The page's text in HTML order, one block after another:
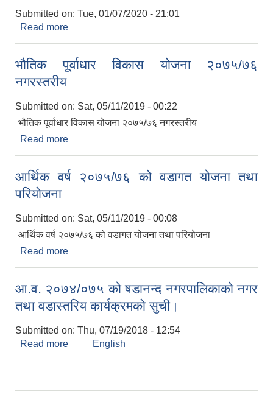
Submitted on: Tue, 01/07/2020 - 21:01
Read more
भौतिक पूर्वाधार विकास योजना २०७५/७६
नगरस्तरीय
Submitted on: Sat, 05/11/2019 - 00:22
भौतिक पूर्वाधार विकास योजना २०७५/७६ नगरस्तरीय
Read more
आर्थिक वर्ष २०७५/७६ को वडागत योजना तथा
परियोजना
Submitted on: Sat, 05/11/2019 - 00:08
आर्थिक वर्ष २०७५/७६ को वडागत योजना तथा परियोजना
Read more
आ.व. २०७४/०७५ को षडानन्द नगरपालिकाको नगर
तथा वडास्तरिय कार्यक्रमको सुची।
Submitted on: Thu, 07/19/2018 - 12:54
Read more about आ.व. २०७४/०७५ को षडानन्द नगरपालिकाको नगर
English